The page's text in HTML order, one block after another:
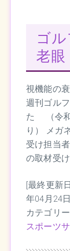
ゴ
老
視機能の
週刊ゴル
た （令
り） メ
受け担当
の取材受
[最終更新
年04月24日
カテゴリー
スポーツ